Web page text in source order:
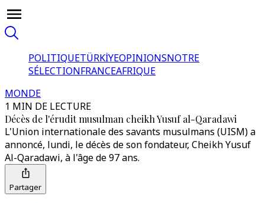
POLITIQUETÜRKİYEOPINIONSNOTRE
SÉLECTIONFRANCEAFRIQUE
MONDE
1 MIN DE LECTURE
Décès de l'érudit musulman cheikh Yusuf al-Qaradawi
L'Union internationale des savants musulmans (UISM) a
annoncé, lundi, le décès de son fondateur, Cheikh Yusuf
Al-Qaradawi, à l'âge de 97 ans.
Partager